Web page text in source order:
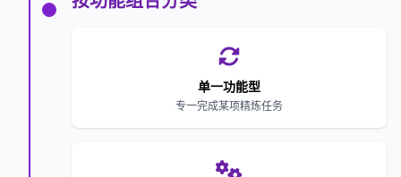
单一功能型
专一完成某项精炼任务